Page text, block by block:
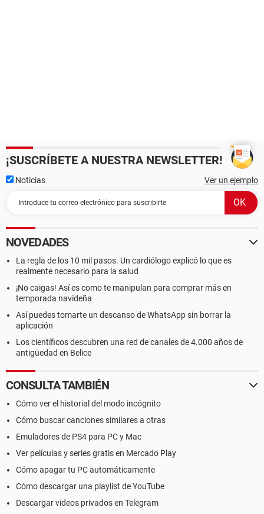
¡SUSCRÍBETE A NUESTRA NEWSLETTER!
Noticias Ver un ejemplo
NOVEDADES
La regla de los 10 mil pasos. Un cardiólogo explicó lo que es
realmente necesario para la salud
¡No caigas! Así es como te manipulan para comprar más en
temporada navideña
Así puedes tomarte un descanso de WhatsApp sin borrar la
aplicación
Los científicos descubren una red de canales de 4.000 años de
antigüedad en Belice
CONSULTA TAMBIÉN
Cómo ver el historial del modo incógnito
Cómo buscar canciones similares a otras
Emuladores de PS4 para PC y Mac
Ver películas y series gratis en Mercado Play
Cómo apagar tu PC automáticamente
Cómo descargar una playlist de YouTube
Descargar videos privados en Telegram